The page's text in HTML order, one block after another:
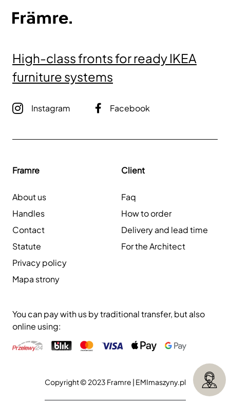
High-class fronts for ready IKEA
furniture systems
Instagram Facebook
Framre
About us
Handles
Contact
Statute
Privacy policy
Mapa strony
Client
Faq
How to order
Delivery and lead time
For the Architect
You can pay with us by traditional transfer, but also
online using:
Copyright © 2023 Framre | EMImaszyny.pl